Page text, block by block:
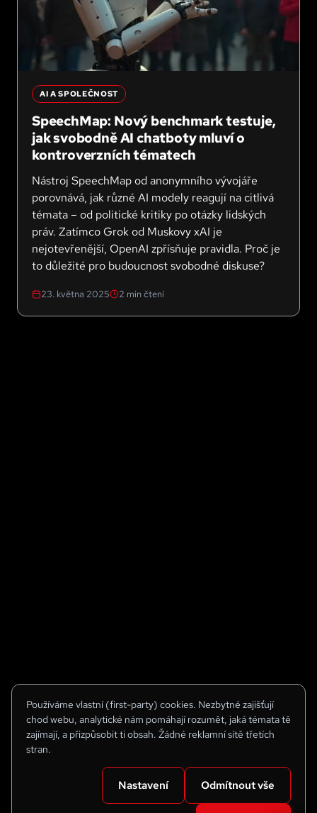
Používáme vlastní (first-party) cookies. Nezbytné zajišťují
chod webu, analytické nám pomáhají rozumět, jaká témata tě
zajímají, a přizpůsobit ti obsah. Žádné reklamní sítě třetích
stran.
Nastavení Odmítnout vše
AI A SPOLEČNOST
SpeechMap: Nový benchmark testuje,
jak svobodně AI chatboty mluví o
kontroverzních tématech
Nástroj SpeechMap od anonymního vývojáře
porovnává, jak různé AI modely reagují na citlivá
témata – od politické kritiky po otázky lidských
práv. Zatímco Grok od Muskovy xAI je
nejotevřenější, OpenAI zpřísňuje pravidla. Proč je
to důležité pro budoucnost svobodné diskuse?
23. května 2025 2 min čtení